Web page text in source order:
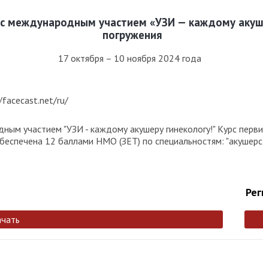
международным участием «УЗИ — каждому
погружения
17 октября – 10 ноября 2024 года
facecast.net/ru/
участием "УЗИ - каждому акушеру гинекологу!" Курс
12 баллами НМО (ЗЕТ) по специальностям: